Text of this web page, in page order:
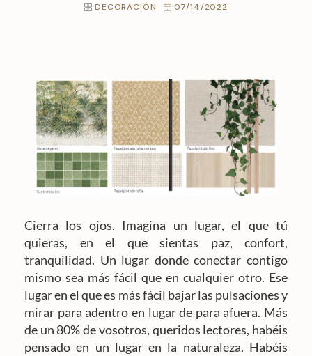
DECORACIÓN 07/14/2022
Cierra los ojos. Imagina un lugar, el que tú
quieras, en el que sientas paz, confort,
tranquilidad. Un lugar donde conectar contigo
mismo sea más fácil que en cualquier otro. Ese
lugar en el que es más fácil bajar las pulsaciones y
mirar para adentro en lugar de para afuera. Más
de un 80% de vosotros, queridos lectores, habéis
pensado en un lugar en la naturaleza. Habéis